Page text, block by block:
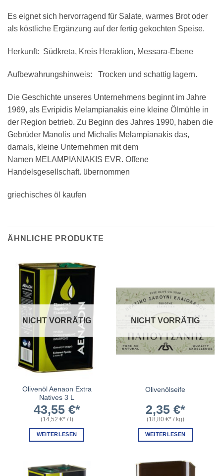
Es eignet sich hervorragend für Salate, warmes Brot oder
als köstliche Ergänzung auf der fertig gekochten Speise.
Herkunft: Südkreta, Kreis Heraklion, Messara-Ebene
Aufbewahrungshinweis: Trocken und schattig lagern.
Die Geschichte unseres Unternehmens beginnt im Jahre
1969, als Evripidis Melampianakis eine kleine Ölmühle in
der Region betrieb. Zu Beginn des Jahres 1990, haben die
Gebrüder Manolis und Michalis Melampianakis das,
damals, kleine Unternehmen mit dem
Namen MELAMPIANIAKIS EVR. Offene
Handelsgesellschaft. übernommen
griechisches öl kaufen
ÄHNLICHE PRODUKTE
NICHT VORRÄTIG
Olivenöl Aenaon Extra
Natives 3 L
43,55 €
(14,52 € / )
WEITERLESEN
NICHT VORRÄTIG
Olivenölseife
2,35 €
(18,80 € / kg)
WEITERLESEN